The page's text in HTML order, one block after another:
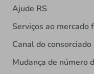
Ajude RS
Serviços ao mercado
Canal do consorciado
Mudança de número